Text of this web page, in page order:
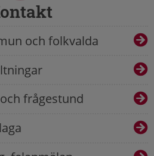
och folkvalda
frågestund